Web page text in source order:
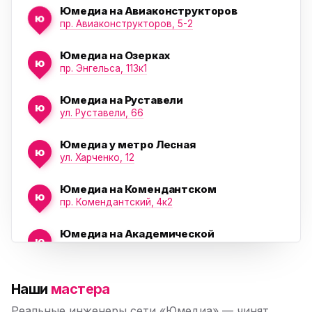
ю
Юмедиа на Авиаконструкторов
пр. Авиаконструкторов, 5-2
ю
Юмедиа на Озерках
пр. Энгельса, 113к1
ю
Юмедиа на Руставели
ул. Руставели, 66
ю
Юмедиа у метро Лесная
ул. Харченко, 12
ю
Юмедиа на Комендантском
пр. Комендантский, 4к2
ю
Юмедиа на Академической
ю Морская набережная, 35
Наши мастера